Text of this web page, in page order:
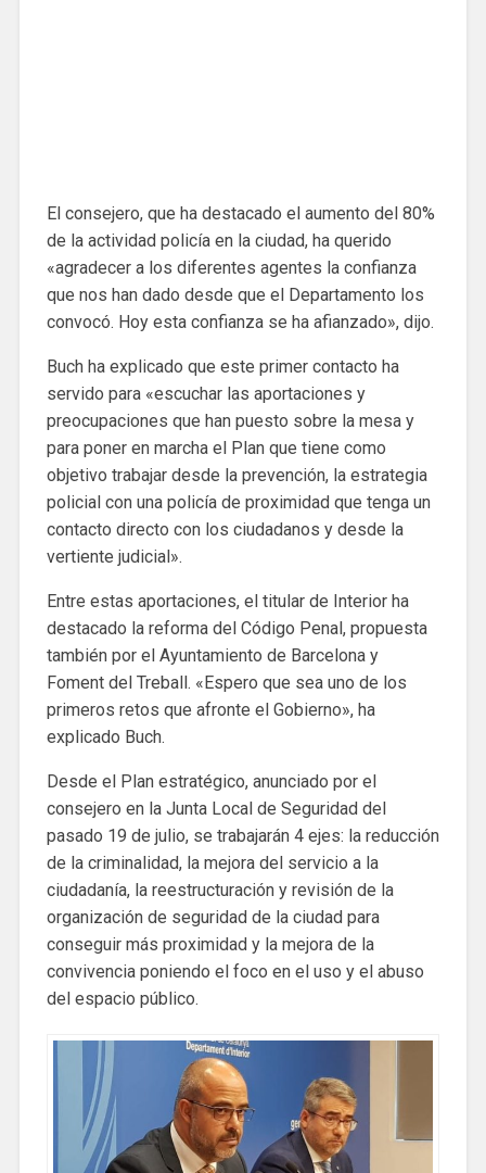
El consejero, que ha destacado el aumento del 80%
de la actividad policía en la ciudad, ha querido
«agradecer a los diferentes agentes la confianza
que nos han dado desde que el Departamento los
convocó. Hoy esta confianza se ha afianzado», dijo.
Buch ha explicado que este primer contacto ha
servido para «escuchar las aportaciones y
preocupaciones que han puesto sobre la mesa y
para poner en marcha el Plan que tiene como
objetivo trabajar desde la prevención, la estrategia
policial con una policía de proximidad que tenga un
contacto directo con los ciudadanos y desde la
vertiente judicial».
Entre estas aportaciones, el titular de Interior ha
destacado la reforma del Código Penal, propuesta
también por el Ayuntamiento de Barcelona y
Foment del Treball. «Espero que sea uno de los
primeros retos que afronte el Gobierno», ha
explicado Buch.
Desde el Plan estratégico, anunciado por el
consejero en la Junta Local de Seguridad del
pasado 19 de julio, se trabajarán 4 ejes: la reducción
de la criminalidad, la mejora del servicio a la
ciudadanía, la reestructuración y revisión de la
organización de seguridad de la ciudad para
conseguir más proximidad y la mejora de la
convivencia poniendo el foco en el uso y el abuso
del espacio público.